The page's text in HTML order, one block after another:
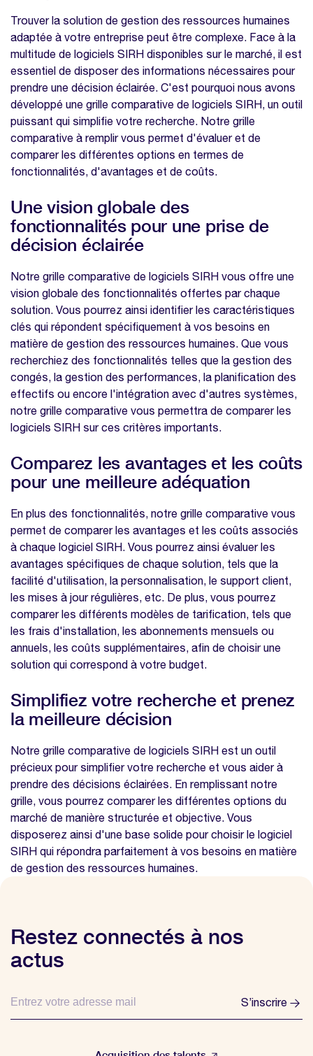
Trouver la solution de gestion des ressources humaines
adaptée à votre entreprise peut être complexe. Face à la
multitude de logiciels SIRH disponibles sur le marché, il est
essentiel de disposer des informations nécessaires pour
prendre une décision éclairée. C'est pourquoi nous avons
développé une grille comparative de logiciels SIRH, un outil
puissant qui simplifie votre recherche. Notre grille
comparative à remplir vous permet d'évaluer et de
comparer les différentes options en termes de
fonctionnalités, d'avantages et de coûts.
Une vision globale des
fonctionnalités pour une prise de
décision éclairée
Notre grille comparative de logiciels SIRH vous offre une
vision globale des fonctionnalités offertes par chaque
solution. Vous pourrez ainsi identifier les caractéristiques
clés qui répondent spécifiquement à vos besoins en
matière de gestion des ressources humaines. Que vous
recherchiez des fonctionnalités telles que la gestion des
congés, la gestion des performances, la planification des
effectifs ou encore l'intégration avec d'autres systèmes,
notre grille comparative vous permettra de comparer les
logiciels SIRH sur ces critères importants.
Comparez les avantages et les coûts
pour une meilleure adéquation
En plus des fonctionnalités, notre grille comparative vous
permet de comparer les avantages et les coûts associés
à chaque logiciel SIRH. Vous pourrez ainsi évaluer les
avantages spécifiques de chaque solution, tels que la
facilité d'utilisation, la personnalisation, le support client,
les mises à jour régulières, etc. De plus, vous pourrez
comparer les différents modèles de tarification, tels que
les frais d'installation, les abonnements mensuels ou
annuels, les coûts supplémentaires, afin de choisir une
solution qui correspond à votre budget.
Simplifiez votre recherche et prenez
la meilleure décision
Notre grille comparative de logiciels SIRH est un outil
précieux pour simplifier votre recherche et vous aider à
prendre des décisions éclairées. En remplissant notre
grille, vous pourrez comparer les différentes options du
marché de manière structurée et objective. Vous
disposerez ainsi d'une base solide pour choisir le logiciel
SIRH qui répondra parfaitement à vos besoins en matière
de gestion des ressources humaines.
Restez connectés à nos
actus
S’inscrire